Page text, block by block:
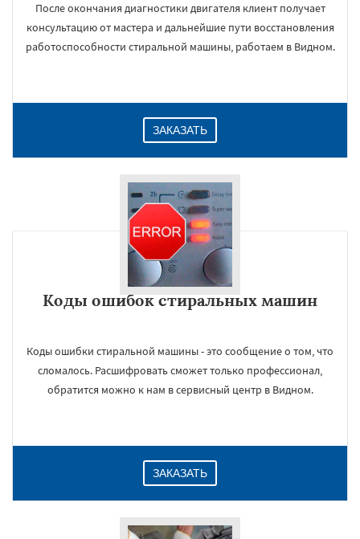
После окончания диагностики двигателя клиент получает
консультацию от мастера и дальнейшие пути восстановления
работоспособности стиральной машины, работаем в Видном.
ЗАКАЗАТЬ
Коды ошибок стиральных машин
Коды ошибки стиральной машины - это сообщение о том, что
сломалось. Расшифровать сможет только профессионал,
обратится можно к нам в сервисный центр в Видном.
ЗАКАЗАТЬ